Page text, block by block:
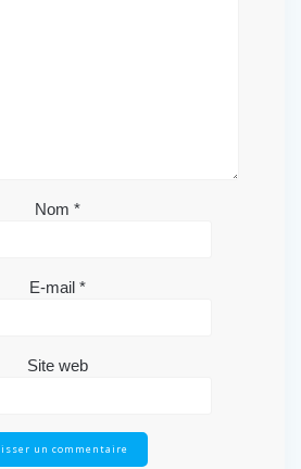
Nom *
E-mail *
Site web